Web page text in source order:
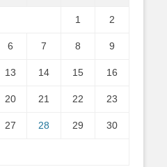
1 2
6 7 8 9
13 14 15 16
20 21 22 23
27 28 29 30